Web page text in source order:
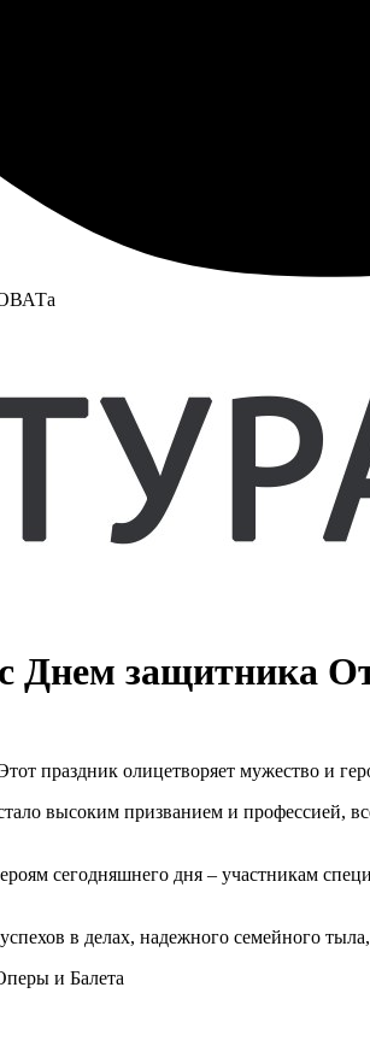
Днем защитника
праздник олицетворяет мужество и
высоким призванием и профессией,
сегодняшнего дня ‒ участникам
в делах, надежного семейного
и Балета